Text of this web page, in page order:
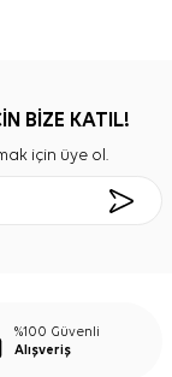
BİZE KATIL!
için üye ol.
%100 Güvenli
Alışveriş